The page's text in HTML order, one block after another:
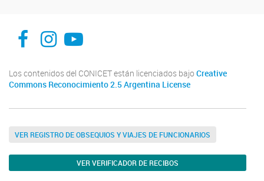
facebook
instagram
Youtube
Los contenidos del CONICET están licenciados bajo Creative
Commons Reconocimiento 2.5 Argentina License
VER REGISTRO DE OBSEQUIOS Y VIAJES DE FUNCIONARIOS
VER VERIFICADOR DE RECIBOS